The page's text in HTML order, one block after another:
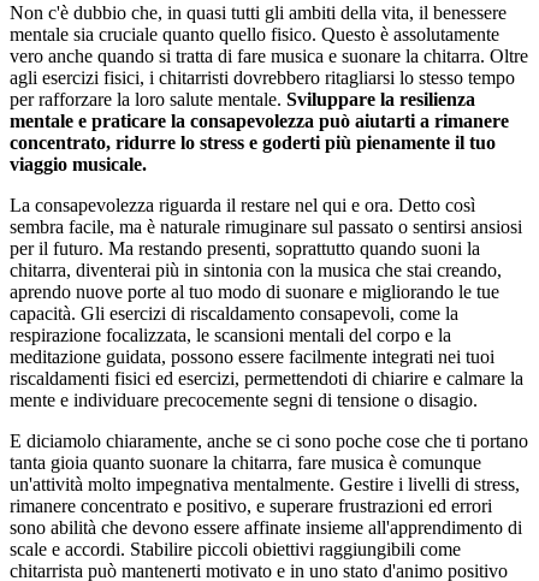
Non c'è dubbio che, in quasi tutti gli ambiti della vita, il benessere
mentale sia cruciale quanto quello fisico. Questo è assolutamente
vero anche quando si tratta di fare musica e suonare la chitarra. Oltre
agli esercizi fisici, i chitarristi dovrebbero ritagliarsi lo stesso tempo
per rafforzare la loro salute mentale. Sviluppare la resilienza
mentale e praticare la consapevolezza può aiutarti a rimanere
concentrato, ridurre lo stress e goderti più pienamente il tuo
viaggio musicale.
La consapevolezza riguarda il restare nel qui e ora. Detto così
sembra facile, ma è naturale rimuginare sul passato o sentirsi ansiosi
per il futuro. Ma restando presenti, soprattutto quando suoni la
chitarra, diventerai più in sintonia con la musica che stai creando,
aprendo nuove porte al tuo modo di suonare e migliorando le tue
capacità. Gli esercizi di riscaldamento consapevoli, come la
respirazione focalizzata, le scansioni mentali del corpo e la
meditazione guidata, possono essere facilmente integrati nei tuoi
riscaldamenti fisici ed esercizi, permettendoti di chiarire e calmare la
mente e individuare precocemente segni di tensione o disagio.
E diciamolo chiaramente, anche se ci sono poche cose che ti portano
tanta gioia quanto suonare la chitarra, fare musica è comunque
un'attività molto impegnativa mentalmente. Gestire i livelli di stress,
rimanere concentrato e positivo, e superare frustrazioni ed errori
sono abilità che devono essere affinate insieme all'apprendimento di
scale e accordi. Stabilire piccoli obiettivi raggiungibili come
chitarrista può mantenerti motivato e in uno stato d'animo positivo